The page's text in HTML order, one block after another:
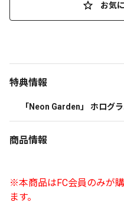
お気
特典情報
商品情報
※本商品はFC会員のみが
ます。